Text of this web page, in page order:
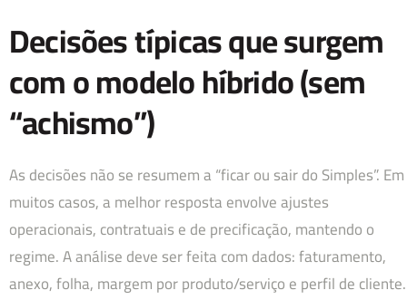
Decisões típicas que surgem
com o modelo híbrido (sem
“achismo”)
As decisões não se resumem a “ficar ou sair do Simples”. Em
muitos casos, a melhor resposta envolve ajustes
operacionais, contratuais e de precificação, mantendo o
regime. A análise deve ser feita com dados: faturamento,
anexo, folha, margem por produto/serviço e perfil de cliente.